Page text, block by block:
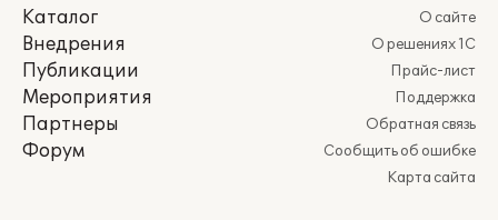
Каталог
Внедрения
Публикации
Мероприятия
Партнеры
Форум
О сайте
О решениях 1С
Прайс-лист
Поддержка
Обратная связь
Сообщить об ошибке
Карта сайта